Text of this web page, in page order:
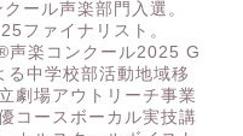
ール声楽部門入選。
ファイナリスト。
楽コンクール2025 G
中学校部活動地域移
劇場アウトリーチ事業
コースボーカル実技講